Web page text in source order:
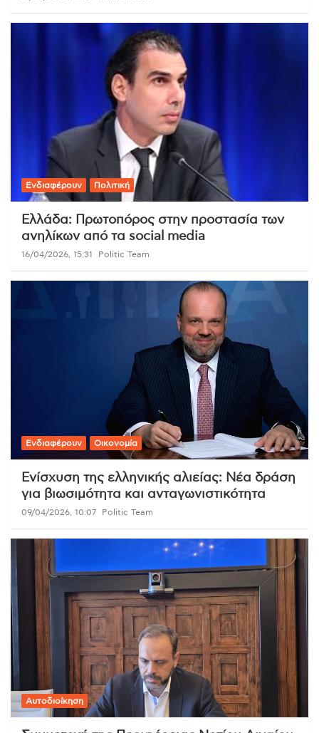
Ενδιαφέρουν Πολιτική
Ελλάδα: Πρωτοπόρος στην προστασία των
ανηλίκων από τα social media
16/04/2026, 15:31 Politic Team
Ενδιαφέρουν Οικονομία
Ενίσχυση της ελληνικής αλιείας: Νέα δράση
για βιωσιμότητα και ανταγωνιστικότητα
09/04/2026, 10:07 Politic Team
Αυτοδιοίκηση